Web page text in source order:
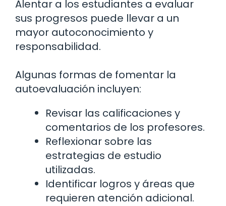
Alentar a los estudiantes a evaluar
sus progresos puede llevar a un
mayor autoconocimiento y
responsabilidad.
Algunas formas de fomentar la
autoevaluación incluyen:
Revisar las calificaciones y
comentarios de los profesores.
Reflexionar sobre las
estrategias de estudio
utilizadas.
Identificar logros y áreas que
requieren atención adicional.